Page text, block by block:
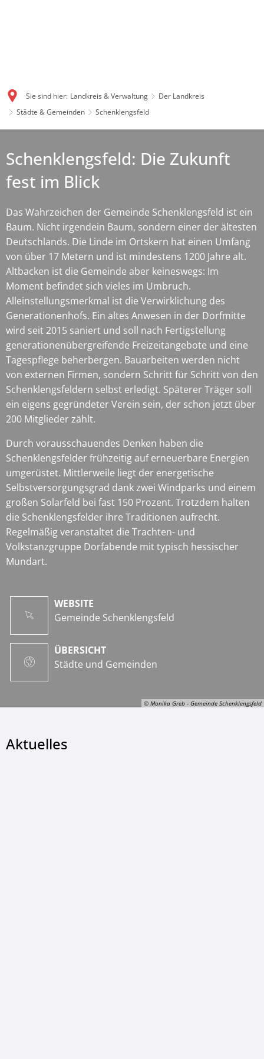
Sie sind hier: Landkreis & Verwaltung
Der Landkreis
Städte & Gemeinden
Schenklengsfeld
© Monika Greb - Gemeinde Schenklengsfeld
Schenklengsfeld: Die Zukunft
fest im Blick
Das Wahrzeichen der Gemeinde Schenklengsfeld ist ein
Baum. Nicht irgendein Baum, sondern einer der ältesten
Deutschlands. Die Linde im Ortskern hat einen Umfang
von über 17 Metern und ist mindestens 1200 Jahre alt.
Altbacken ist die Gemeinde aber keineswegs: Im
Moment befindet sich vieles im Umbruch.
Alleinstellungsmerkmal ist die Verwirklichung des
Generationenhofs. Ein altes Anwesen in der Dorfmitte
wird seit 2015 saniert und soll nach Fertigstellung
generationenübergreifende Freizeitangebote und eine
Tagespflege beherbergen. Bauarbeiten werden nicht
von externen Firmen, sondern Schritt für Schritt von den
Schenklengsfeldern selbst erledigt. Späterer Träger soll
ein eigens gegründeter Verein sein, der schon jetzt über
200 Mitglieder zählt.
Durch vorausschauendes Denken haben die
Schenklengsfelder frühzeitig auf erneuerbare Energien
umgerüstet. Mittlerweile liegt der energetische
Selbstversorgungsgrad dank zwei Windparks und einem
großen Solarfeld bei fast 150 Prozent. Trotzdem halten
die Schenklengsfelder ihre Traditionen aufrecht.
Regelmäßig veranstaltet die Trachten- und
Volkstanzgruppe Dorfabende mit typisch hessischer
Mundart.
WEBSITE
Gemeinde Schenklengsfeld
ÜBERSICHT
Städte und Gemeinden
Aktuelles